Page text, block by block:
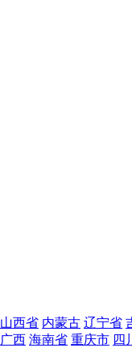
山西省 内蒙古 辽宁省
广西 海南省 重庆市 四